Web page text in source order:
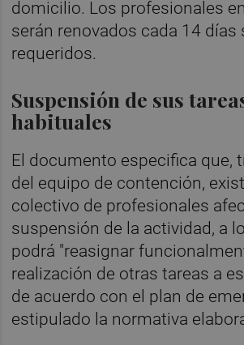
domicilio. Los profesionales
serán renovados cada 14 días
requeridos.
Suspensión de sus
habituales
El documento especifica que,
del equipo de contención,
colectivo de profesionales
suspensión de la actividad, a
podrá "reasignar
realización de otras tareas a
de acuerdo con el plan de
estipulado la normativa